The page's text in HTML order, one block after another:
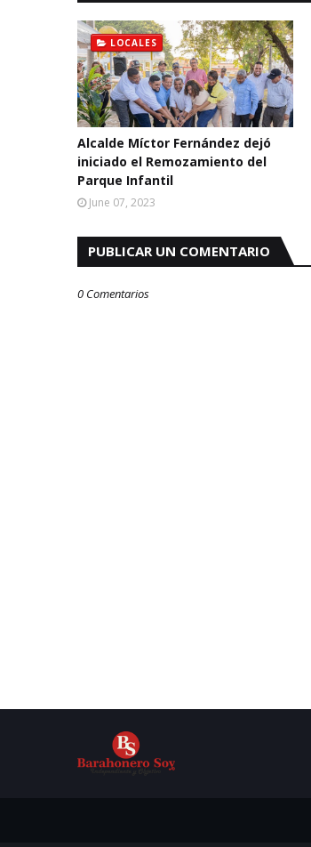
LOCALES
Alcalde Míctor Fernández dejó
iniciado el Remozamiento del
Parque Infantil
June 07, 2023
PUBLICAR UN COMENTARIO
0 Comentarios